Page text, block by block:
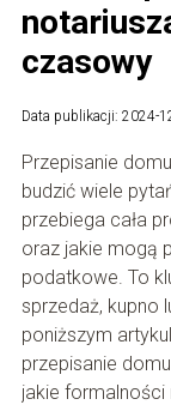
czasowy
Data publikacji: 2024-
Przepisanie
budzić wiele
przebiega cała
oraz jakie mogą
podatkowe. To
sprzedaż, kupno
poniższym
przepisanie
jakie formalności